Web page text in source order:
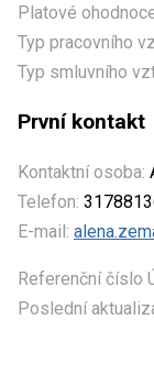
Platové
Typ pracovního
Typ smluvního
První kontakt
Kontaktní osoba:
Telefon:
E-mail:
Referenční číslo
Poslední